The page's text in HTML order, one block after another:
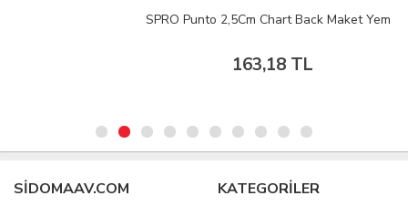
SPRO Punto 2,5Cm Chart Back Maket Yem
163,18 TL
SIDOMAAV.COM KATEGORİLER